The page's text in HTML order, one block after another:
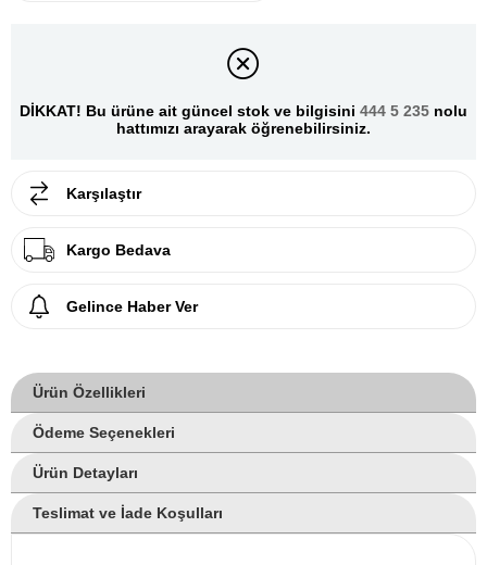
DİKKAT! Bu ürüne ait güncel stok ve bilgisini 444 5 235 nolu
hattımızı arayarak öğrenebilirsiniz.
Karşılaştır
Kargo Bedava
Gelince Haber Ver
Ürün Özellikleri
Ödeme Seçenekleri
Ürün Detayları
Teslimat ve İade Koşulları